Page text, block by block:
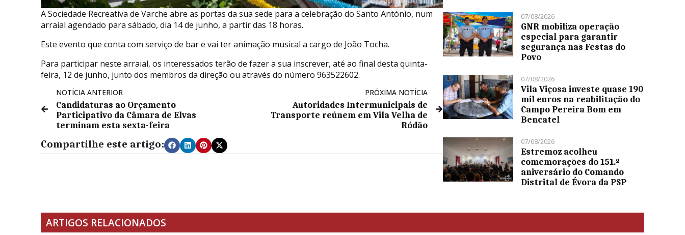
A Sociedade Recreativa de Varche abre as portas da sua sede para a celebração do Santo António, num
arraial agendado para sábado, dia 14 de junho, a partir das 18 horas.
Este evento que conta com serviço de bar e vai ter animação musical a cargo de João Tocha.
Para participar neste arraial, os interessados terão de fazer a sua inscrever, até ao final desta quinta-
feira, 12 de junho, junto dos membros da direção ou através do número 963522602.
NOTÍCIA ANTERIOR
Candidaturas ao Orçamento
Participativo da Câmara de Elvas
terminam esta sexta-feira
PRÓXIMA NOTÍCIA
Autoridades Intermunicipais de
Transporte reúnem em Vila Velha de
Ródão
Compartilhe este artigo:
07/08/2026
GNR mobiliza operação
especial para garantir
segurança nas Festas do
Povo
07/08/2026
Vila Viçosa investe quase 190
mil euros na reabilitação do
Campo Pereira Bom em
Bencatel
07/08/2026
Estremoz acolheu
comemorações do 151.º
aniversário do Comando
Distrital de Évora da PSP
ARTIGOS RELACIONADOS